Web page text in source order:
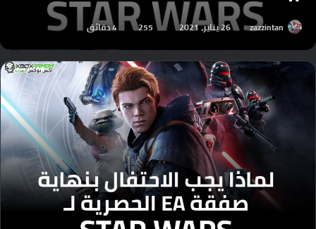
zazzintan 26 يناير، 2021 255 4 دقائق